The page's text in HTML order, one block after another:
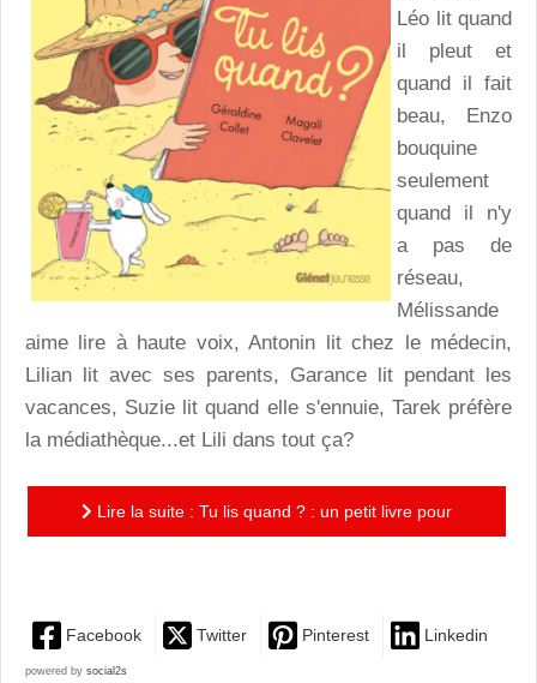
Léo lit quand
il pleut et
quand il fait
beau, Enzo
bouquine
seulement
quand il n'y
a pas de
réseau,
Mélissande
aime lire à haute voix, Antonin lit chez le médecin,
Lilian lit avec ses parents, Garance lit pendant les
vacances, Suzie lit quand elle s'ennuie, Tarek préfère
la médiathèque...et Lili dans tout ça?
Lire la suite : Tu lis quand ? : un petit livre pour
Facebook Twitter Pinterest Linkedin
powered by social2s